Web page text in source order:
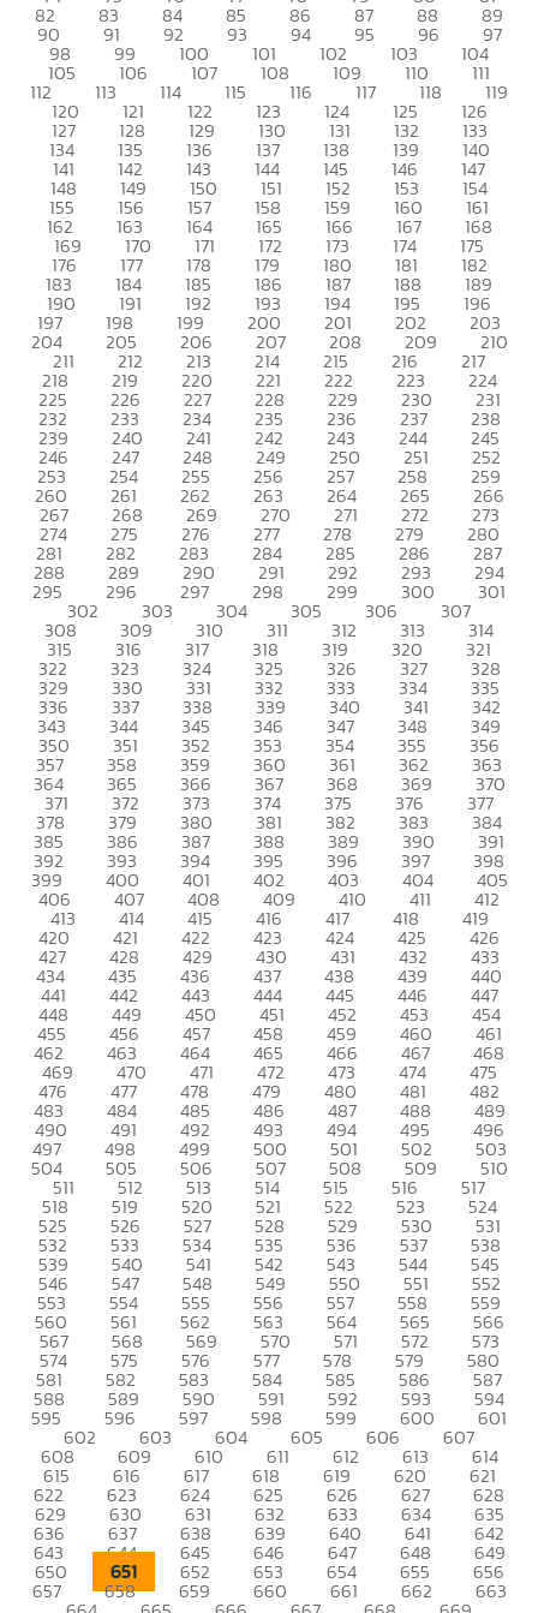
82 83 84 85 86 87 88 89
90 91 92 93 94 95 96 97
98 99 100 101 102 103 104
105 106 107 108 109 110 111
112 113 114 115 116 117 118 119
120 121 122 123 124 125 126
127 128 129 130 131 132 133
134 135 136 137 138 139 140
141 142 143 144 145 146 147
148 149 150 151 152 153 154
155 156 157 158 159 160 161
162 163 164 165 166 167 168
169 170 171 172 173 174 175
176 177 178 179 180 181 182
183 184 185 186 187 188 189
190 191 192 193 194 195 196
197 198 199 200 201 202 203
204 205 206 207 208 209 210
211 212 213 214 215 216 217
218 219 220 221 222 223 224
225 226 227 228 229 230 231
232 233 234 235 236 237 238
239 240 241 242 243 244 245
246 247 248 249 250 251 252
253 254 255 256 257 258 259
260 261 262 263 264 265 266
267 268 269 270 271 272 273
274 275 276 277 278 279 280
281 282 283 284 285 286 287
288 289 290 291 292 293 294
295 296 297 298 299 300 301
302 303 304 305 306 307
308 309 310 311 312 313 314
315 316 317 318 319 320 321
322 323 324 325 326 327 328
329 330 331 332 333 334 335
336 337 338 339 340 341 342
343 344 345 346 347 348 349
350 351 352 353 354 355 356
357 358 359 360 361 362 363
364 365 366 367 368 369 370
371 372 373 374 375 376 377
378 379 380 381 382 383 384
385 386 387 388 389 390 391
392 393 394 395 396 397 398
399 400 401 402 403 404 405
406 407 408 409 410 411 412
413 414 415 416 417 418 419
420 421 422 423 424 425 426
427 428 429 430 431 432 433
434 435 436 437 438 439 440
441 442 443 444 445 446 447
448 449 450 451 452 453 454
455 456 457 458 459 460 461
462 463 464 465 466 467 468
469 470 471 472 473 474 475
476 477 478 479 480 481 482
483 484 485 486 487 488 489
490 491 492 493 494 495 496
497 498 499 500 501 502 503
504 505 506 507 508 509 510
511 512 513 514 515 516 517
518 519 520 521 522 523 524
525 526 527 528 529 530 531
532 533 534 535 536 537 538
539 540 541 542 543 544 545
546 547 548 549 550 551 552
553 554 555 556 557 558 559
560 561 562 563 564 565 566
567 568 569 570 571 572 573
574 575 576 577 578 579 580
581 582 583 584 585 586 587
588 589 590 591 592 593 594
595 596 597 598 599 600 601
602 603 604 605 606 607
608 609 610 611 612 613 614
615 616 617 618 619 620 621
622 623 624 625 626 627 628
629 630 631 632 633 634 635
636 637 638 639 640 641 642
643 644 645 646 647 648 649
650 651 652 653 654 655 656
657 658 659 660 661 662 663